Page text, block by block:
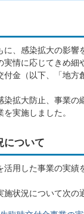
、感染拡大の影響
情に応じてきめ細
金（以下、「地方
拡大防止、事業
実施しました。
について
用した事業の実績
状況について次の